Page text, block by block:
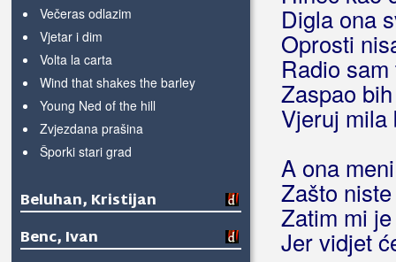
Večeras odlazim
Vjetar i dim
Volta la carta
Wind that shakes the barley
Young Ned of the hill
Zvjezdana prašina
Šporki stari grad
Beluhan, Kristijan
Benc, Ivan
Digla ona
Oprosti
Radio
Zaspao
Vjeruj mila
A ona
Zašto
Zatim mi
Jer vidjet